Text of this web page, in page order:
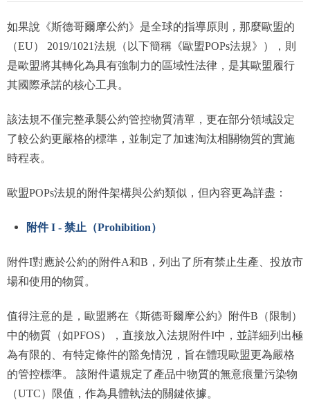
如果說《斯德哥爾摩公約》是全球的指導原則，那麼歐盟的
（EU） 2019/1021法規（以下簡稱《歐盟POPs法規》），則
是歐盟將其轉化為具有強制力的區域性法律，是其歐盟履行
其國際承諾的核心工具。
該法規不僅完整承襲公約管控物質清單，更在部分領域設定
了較公約更嚴格的標準，並制定了加速淘汰相關物質的實施
時程表。
歐盟POPs法規的附件架構與公約類似，但內容更為詳盡：
附件 I - 禁止（Prohibition）
附件I對應於公約的附件A和B，列出了所有禁止生產、投放市
場和使用的物質。
值得注意的是，歐盟將在《斯德哥爾摩公約》附件B（限制）
中的物質（如PFOS），直接放入法規附件I中，並詳細列出極
為有限的、有特定條件的豁免情況，旨在體現歐盟更為嚴格
的管控標準。 該附件還規定了產品中物質的無意痕量污染物
（UTC）限值，作為具體執法的關鍵依據。